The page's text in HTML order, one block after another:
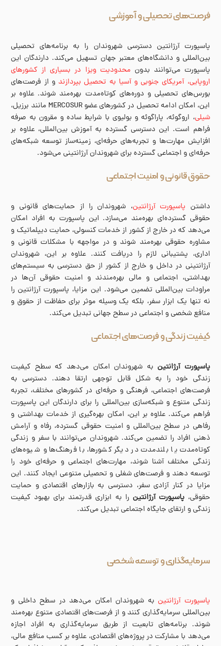
فرصت‌های تحصیلی و آموزشی
پاسپورت آرژانتین دسترسی شهروندان را به برنامه‌های تحصیلی
بین‌المللی و دانشگاه‌های معتبر جهان تسهیل می‌کند. دارندگان این
پاسپورت می‌توانند بدون محدودیت ویزا در بسیاری از کشورهای
اروپایی، آمریکای جنوبی و آسیا به تحصیل بپردازند و از فرصت‌های
بورس‌های تحصیلی و دوره‌های کوتاه‌مدت بهره‌مند شوند. علاوه بر
این، امکان ادامه تحصیل در کشورهای عضو MERCOSUR مانند برزیل،
شیلی، اروگوئه، پاراگوئه و بولیوی با شرایط ساده و مقرون به صرفه
فراهم است. این دسترسی گسترده به آموزش بین‌المللی، علاوه بر
افزایش مهارت‌ها و تجربه‌های حرفه‌ای، زمینه‌ساز توسعه شبکه‌های
حرفه‌ای و اجتماعی گسترده برای شهروندان آرژانتینی می‌شود.
حقوق قانونی و امنیت اجتماعی
داشتن پاسپورت آرژانتین، شهروندان را از حمایت‌های قانونی و
حقوقی گسترده‌ای بهره‌مند می‌سازد. این پاسپورت به افراد امکان
می‌دهد که در خارج از کشور از خدمات کنسولی، حمایت دیپلماتیک و
مشاوره حقوقی بهره‌مند شوند و در مواجهه با مشکلات قانونی و
اداری، پشتیبانی لازم را دریافت کنند. علاوه بر این، شهروندان
آرژانتینی در داخل و خارج از کشور از حق دسترسی به سیستم‌های
بهداشتی، اجتماعی و مالی بهره‌مندند و امنیت حقوقی آن‌ها در
مراودات بین‌المللی تضمین می‌شود. این مزایا، پاسپورت آرژانتین را
نه تنها یک ابزار سفر، بلکه یک وسیله موثر برای حفاظت از حقوق و
منافع شخصی و اجتماعی در سطح جهانی تبدیل می‌کند.
کیفیت زندگی و فرصت‌های اجتماعی
پاسپورت آرژانتینبه شهروندان امکان می‌دهد که سطح کیفیت
زندگی خود را به شکل قابل توجهی ارتقا دهند. دسترسی به
فرصت‌های اجتماعی، فرهنگی و حرفه‌ای در کشورهای مختلف، تجربه
زندگی متنوع و شبکه‌سازی بین‌المللی را برای دارندگان این پاسپورت
فراهم می‌کند. علاوه بر این، امکان بهره‌گیری از خدمات بهداشتی و
رفاهی در سطح بین‌المللی و امنیت حقوقی گسترده، رفاه و آرامش
ذهنی افراد را تضمین می‌کند. شهروندان می‌توانند با سفر و زندگی
کوتاه‌مدت یا بلندمدت در دیگر کشورها، با فرهنگ‌ها و شیوه‌های
زندگی مختلف آشنا شوند، مهارت‌های اجتماعی و حرفه‌ای خود را
توسعه دهند و فرصت‌های شغلی و تحصیلی متنوعی ایجاد کنند. این
مزایا در کنار آزادی سفر، دسترسی به بازارهای اقتصادی و حمایت
حقوقی،پاسپورت آرژانتین را به ابزاری قدرتمند برای بهبود کیفیت
زندگی و ارتقای جایگاه اجتماعی تبدیل می‌کند.
سرمایه‌گذاری و توسعه شخصی
پاسپورت آرژانتینبه شهروندان امکان می‌دهد در سطح داخلی و
بین‌المللی سرمایه‌گذاری کنند و از فرصت‌های اقتصادی متنوع بهره‌مند
شوند. برنامه‌های تابعیت از طریق سرمایه‌گذاری به افراد اجازه
می‌دهد با مشارکت در پروژه‌های اقتصادی، علاوه بر کسب منافع مالی،